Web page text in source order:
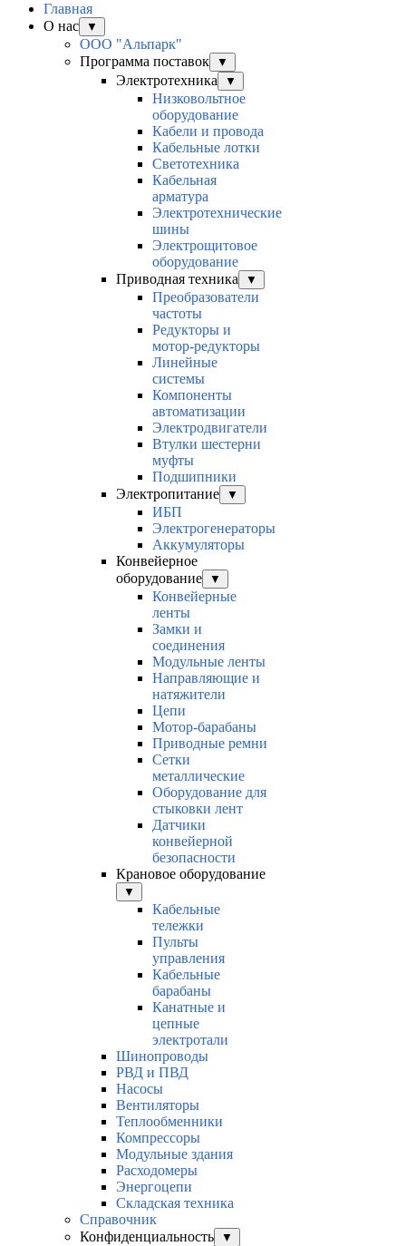
Главная
О нас
▼
ООО "Альпарк"
Программа поставок
▼
Электротехника ▼
Низковольтное
оборудование
Кабели и провода
Кабельные лотки
Светотехника
Кабельная
арматура
Электротехнические
шины
Электрощитовое
оборудование
Приводная техника
▼
Преобразователи
частоты
Редукторы и
мотор-редукторы
Линейные
системы
Компоненты
автоматизации
Электродвигатели
Втулки шестерни
муфты
Подшипники
Электропитание
▼
ИБП
Электрогенераторы
Аккумуляторы
Конвейерное
оборудование
▼
Конвейерные
ленты
Замки и
соединения
Модульные ленты
Направляющие и
натяжители
Цепи
Мотор-барабаны
Приводные ремни
Сетки
металлические
Оборудование для
стыковки лент
Датчики
конвейерной
безопасности
Крановое оборудование
▼
Кабельные
тележки
Пульты
управления
Кабельные
барабаны
Канатные и
цепные
электротали
Шинопроводы
РВД и ПВД
Насосы
Вентиляторы
Теплообменники
Компрессоры
Модульные здания
Расходомеры
Энергоцепи
Складская техника
Справочник
Конфиденциальность
▼